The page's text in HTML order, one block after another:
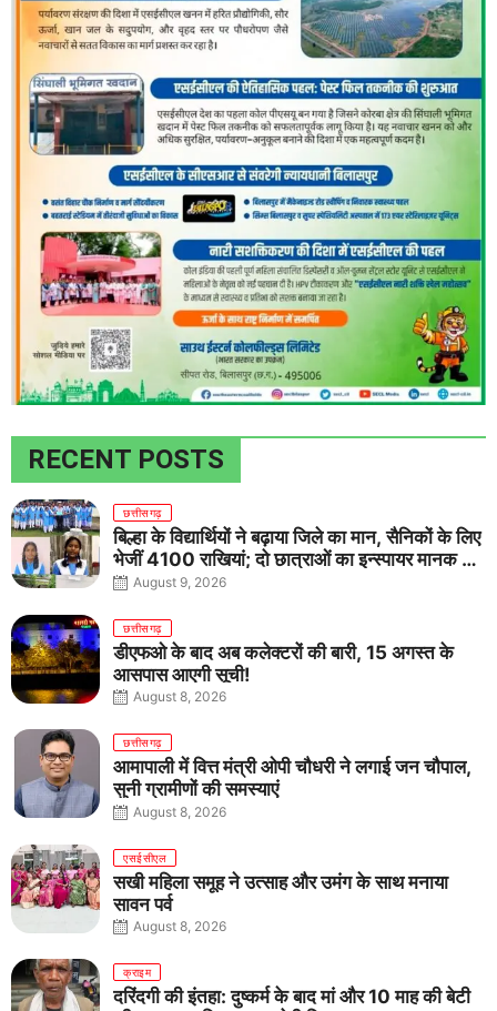
RECENT POSTS
छत्तीसगढ़
बिल्हा के विद्यार्थियों ने बढ़ाया जिले का मान, सैनिकों के लिए
भेजीं 4100 राखियां; दो छात्राओं का इन्स्पायर मानक में
राष्ट्रीय चयन
August 9, 2026
छत्तीसगढ़
डीएफओ के बाद अब कलेक्टरों की बारी, 15 अगस्त के
आसपास आएगी सूची!
August 8, 2026
छत्तीसगढ़
आमापाली में वित्त मंत्री ओपी चौधरी ने लगाई जन चौपाल,
सुनी ग्रामीणों की समस्याएं
August 8, 2026
एसईसीएल
सखी महिला समूह ने उत्साह और उमंग के साथ मनाया
सावन पर्व
August 8, 2026
क्राइम
दरिंदगी की इंतहा: दुष्कर्म के बाद मां और 10 माह की बेटी